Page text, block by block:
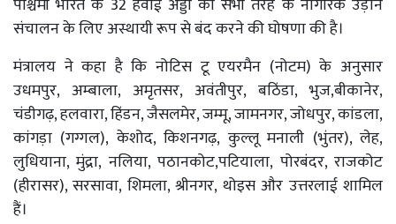
संचालन के लिए अस्थायी रूप से बंद करने की घोषणा की है।
मंत्रालय ने कहा है कि नोटिस टू एयरमैन (नोटम) के अनुसार
उधमपुर, अम्बाला, अमृतसर, अवंतीपुर, बठिंडा, भुज,बीकानेर,
चंडीगढ़, हलवारा, हिंडन, जैसलमेर, जम्मू, जामनगर, जोधपुर, कांडला,
कांगड़ा (गग्गल), केशोद, किशनगढ़, कुल्लू मनाली (भुंतर), लेह,
लुधियाना, मुंद्रा, नलिया, पठानकोट,पटियाला, पोरबंदर, राजकोट
(हीरासर), सरसावा, शिमला, श्रीनगर, थोइस और उत्तरलाई शामिल
हैं।